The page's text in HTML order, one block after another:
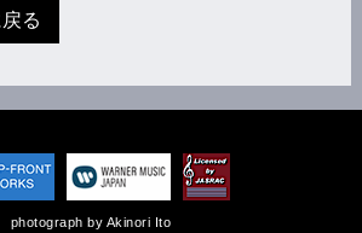
る
photograph by Akinori Ito